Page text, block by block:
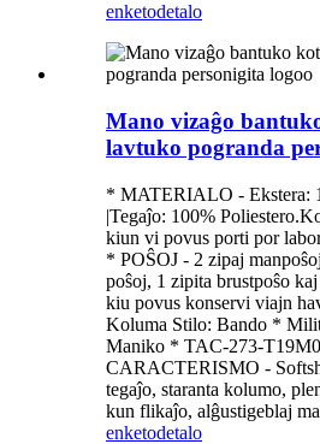
enketodetalo
Mano vizaĝo
lavtuko pogranda
* MATERIALO - Ekstera:
|Tegaĵo: 100%
kiun vi povus porti por
* POŜOJ - 2 zipaj
poŝoj, 1 zipita brustpoŝo
kiu povus konservi viajn
Koluma Stilo: Bando *
Maniko * TAC-273-
CARACTERISMO -
tegaĵo, staranta kolumo,
kun flikaĵo, alĝustigeblaj
enketodetalo